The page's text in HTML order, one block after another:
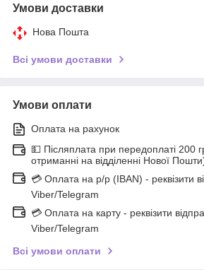
Умови доставки
Нова Пошта
Всі умови доставки
Умови оплати
Оплата на рахунок
💵 Післяплата при передоплаті 200
отриманні на відділенні Нової
💳 Оплата на р/р (IBAN) - реквізити
Viber/Telegram
💳 Оплата на карту - реквізити
Viber/Telegram
Всі умови оплати